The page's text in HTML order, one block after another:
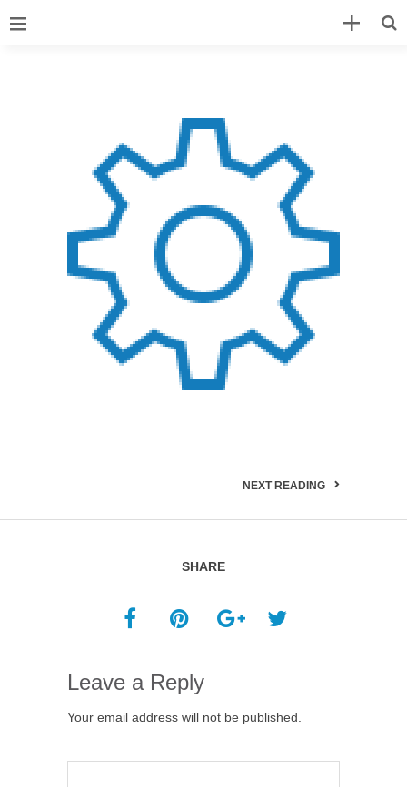
NEXT READING
SHARE
Leave a Reply
Your email address will not be published.